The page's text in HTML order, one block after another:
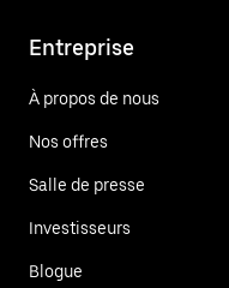
Entreprise
À propos de nous
Nos offres
Salle de presse
Investisseurs
Blogue